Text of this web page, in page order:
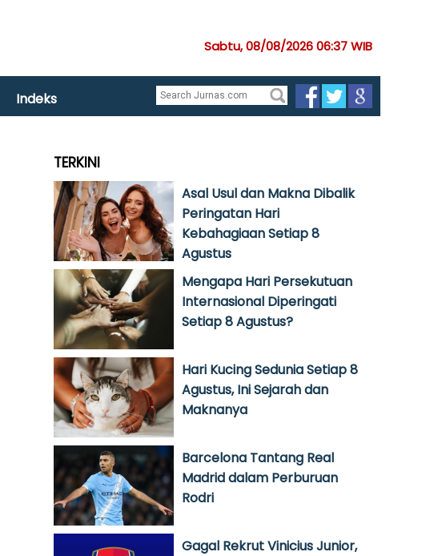
Sabtu, 08/08/2026 06:37 WIB
Indeks
TERKINI
Asal Usul dan Makna Dibalik
Peringatan Hari
Kebahagiaan Setiap 8
Agustus
Mengapa Hari Persekutuan
Internasional Diperingati
Setiap 8 Agustus?
Hari Kucing Sedunia Setiap 8
Agustus, Ini Sejarah dan
Maknanya
Barcelona Tantang Real
Madrid dalam Perburuan
Rodri
Gagal Rekrut Vinicius Junior,